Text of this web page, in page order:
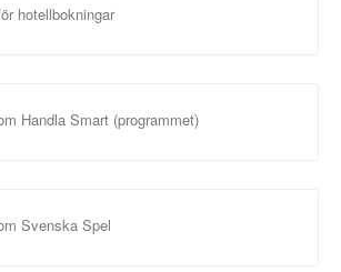
hotellbokningar
Handla Smart (programmet)
Svenska Spel